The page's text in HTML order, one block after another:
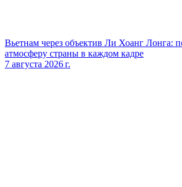
Вьетнам через объектив Ли Хоанг Лонга:
атмосферу страны в каждом кадре
7 августа 2026 г.